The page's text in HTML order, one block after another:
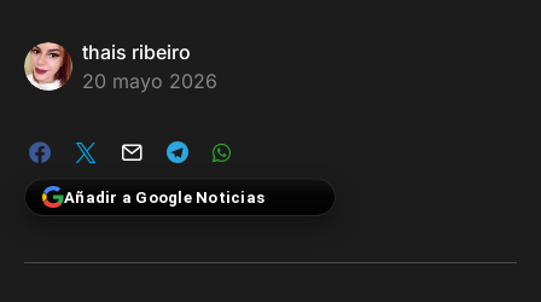
thais ribeiro
20 mayo 2026
Añadir a Google Noticias